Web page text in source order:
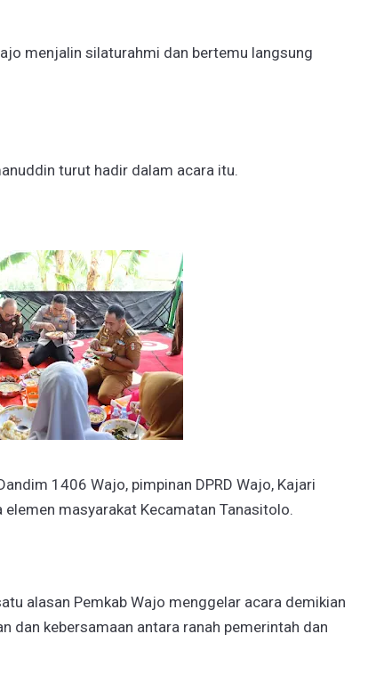
menjalin silaturahmi dan bertemu langsung
turut hadir dalam acara itu.
1406 Wajo, pimpinan DPRD Wajo, Kajari
masyarakat Kecamatan Tanasitolo.
alasan Pemkab Wajo menggelar acara demikian
dan kebersamaan antara ranah pemerintah dan